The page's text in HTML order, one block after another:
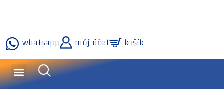
whatsapp můj účet košík